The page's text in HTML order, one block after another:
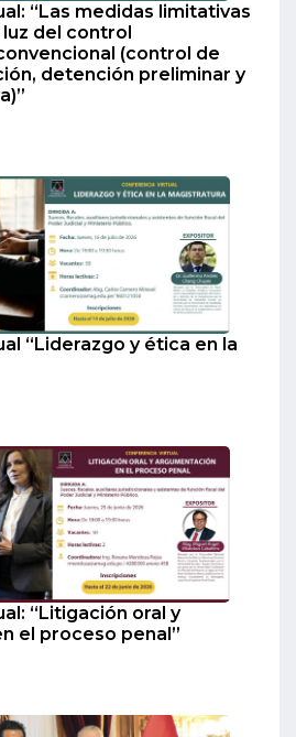
“Las medidas limitativas
del control
(control de
detención preliminar y
“Liderazgo y ética en la
“Litigación oral y
el proceso penal”